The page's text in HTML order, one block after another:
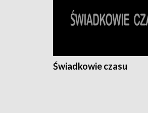
Świadkowie czasu